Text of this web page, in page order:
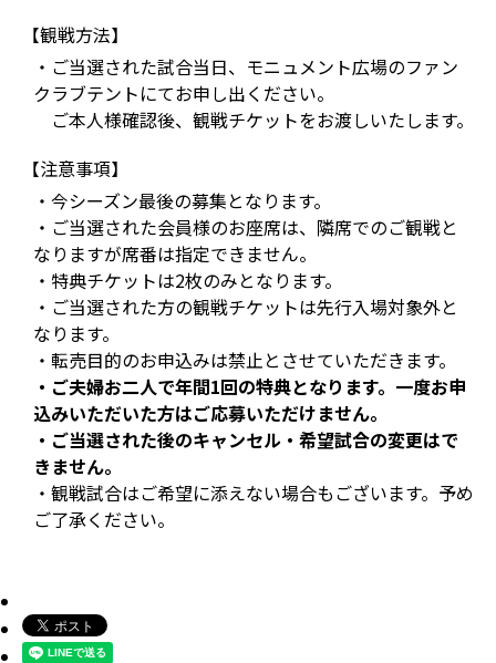
【観戦方法】
・ご当選された試合当日、モニュメント広場のファン
クラブテントにてお申し出ください。
ご本人様確認後、観戦チケットをお渡しいたします。
【注意事項】
・今シーズン最後の募集となります。
・ご当選された会員様のお座席は、隣席でのご観戦と
なりますが席番は指定できません。
・特典チケットは2枚のみとなります。
・ご当選された方の観戦チケットは先行入場対象外と
なります。
・転売目的のお申込みは禁止とさせていただきます。
・ご夫婦お二人で年間1回の特典となります。一度お申
込みいただいた方はご応募いただけません。
・ご当選された後のキャンセル・希望試合の変更はで
きません。
・観戦試合はご希望に添えない場合もございます。予め
ご了承ください。